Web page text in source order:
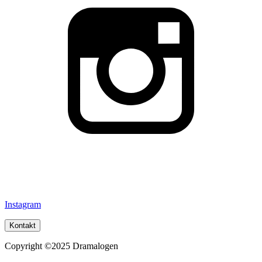
Instagram
Kontakt
Copyright ©2025 Dramalogen